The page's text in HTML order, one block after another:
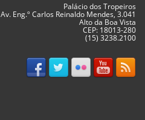
Palácio dos Tropeiros
Av. Eng.º Carlos Reinaldo Mendes, 3.041
Alto da Boa Vista
CEP: 18013-280
(15) 3238.2100